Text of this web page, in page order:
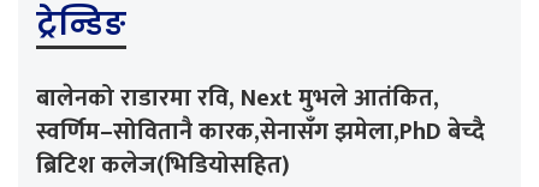
ट्रेन्डिङ
बालेनको राडारमा रवि, Next मुभले आतंकित,
स्वर्णिम–सोवितानै कारक,सेनासँग झमेला,PhD बेच्दै
ब्रिटिश कलेज(भिडियोसहित)